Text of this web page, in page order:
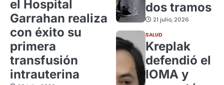
el Hospital
Garrahan realiza
con éxito su
primera
transfusión
intrauterina
dos tramos
21 julio, 2026
SALUD
Kreplak
defendió el
IOMA y